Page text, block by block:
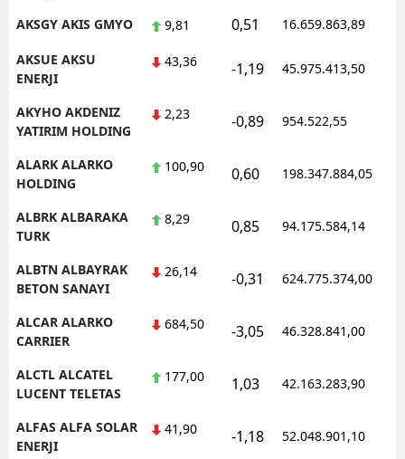
AKSGY AKIS GMYO 9,81 0,51 16.659.863,89
AKSUE AKSU
ENERJI
43,36 -1,19 45.975.413,50
AKYHO AKDENIZ
YATIRIM HOLDING
2,23 -0,89 954.522,55
ALARK ALARKO
HOLDING
100,90 0,60 198.347.884,05
ALBRK ALBARAKA
TURK
8,29 0,85 94.175.584,14
ALBTN ALBAYRAK
BETON SANAYI
26,14 -0,31 624.775.374,00
ALCAR ALARKO
CARRIER
684,50 -3,05 46.328.841,00
ALCTL ALCATEL
LUCENT TELETAS
177,00 1,03 42.163.283,90
ALFAS ALFA SOLAR
ENERJI
41,90 -1,18 52.048.901,10